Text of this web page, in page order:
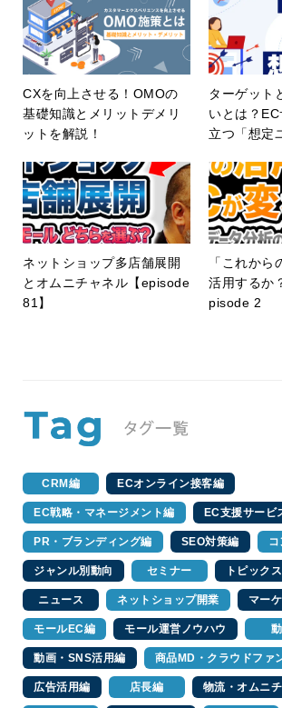
CXを向上させる！OMOの
基礎知識とメリットデメリ
ットを解説！
ターゲット
いとは？
立つ「想定
ネットショップ多店舗展開
とオムニチャネル【episode
81】
「これから
活用するか
pisode 2
CRM編 ECオンライン接客編
EC戦略・マネージメント編 EC支援サービ
PR・ブランディング編 SEO対策編
ジャンル別動向 セミナー トピックス
ニュース ネットショップ開業 マー
モールEC編 モール運営ノウハウ
動画・SNS活用編 商品MD・クラウドファ
広告活用編 店長編 物流・オムニ